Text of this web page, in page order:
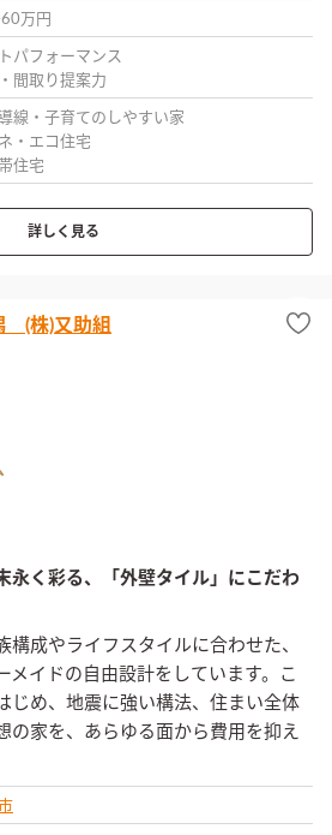
万円
パフォーマンス
間取り提案力
線・子育てのしやすい家
・エコ住宅
住宅
詳しく見る
(株)又助組
永く彩る、「外壁タイル」にこだわ
構成やライフスタイルに合わせた、
メイドの自由設計をしています。こ
じめ、地震に強い構法、住まい全体
の家を、あらゆる面から費用を抑え